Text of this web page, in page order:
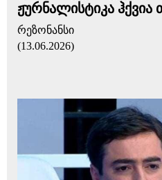
ჟურნალისტიკა ჰქვია
რეზონანსი
(13.06.2026)